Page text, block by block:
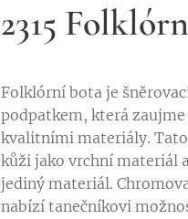
2315
Folklórní bota je
podpatkem, která zaujme
kvalitními materiály.
kůži jako vrchní materiál
jediný materiál.
nabízí tanečníkovi